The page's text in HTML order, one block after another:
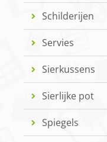
Schilderijen
Servies
Sierkussens
Sierlijke pot
Spiegels